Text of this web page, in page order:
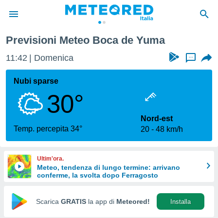
di
per
le
di
Web
Previsioni Meteo Boca de Yuma
11:42 Domenica ...
Nubi sparse
30°
Temp. percepita 34°
Nord-est
20
48 km/h
Ultim'ora.
Meteo, tendenza di lungo termine: arrivano
conferme, la svolta dopo Ferragosto
Scarica GRATIS la app di Meteored! Installa